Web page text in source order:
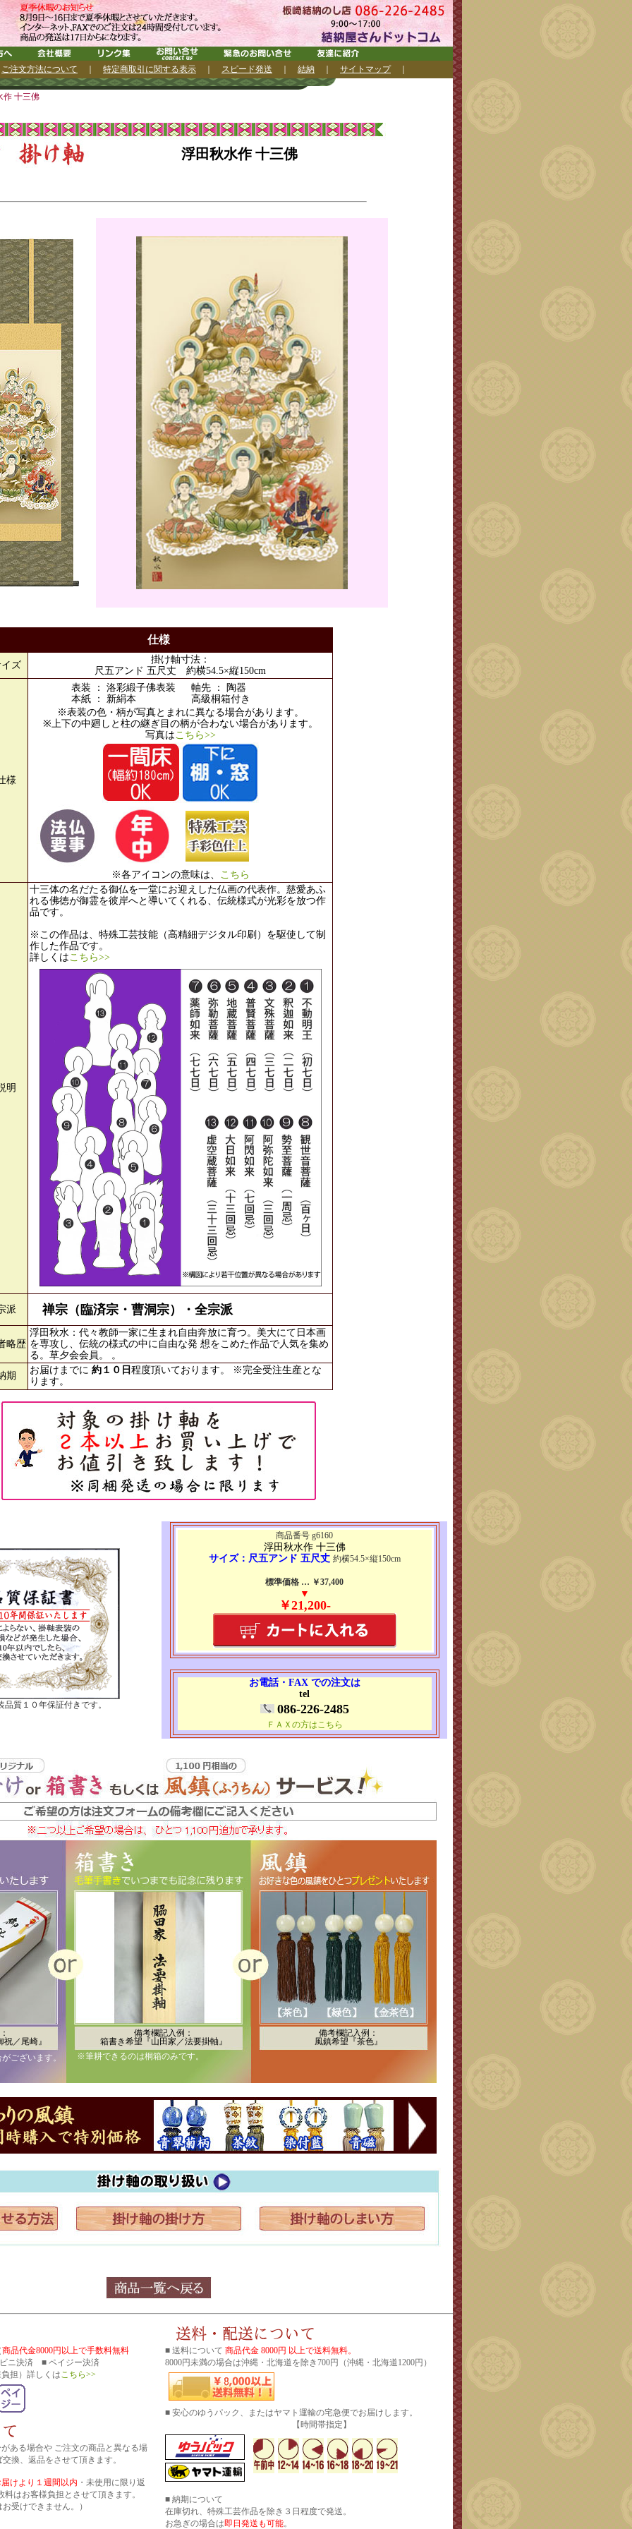
ご注文方法について 特定商取引に関する表示 スピード発送 結納 サイトマップ｜
作 十三佛
浮田秋水作 十三佛
仕様
ズ
掛け軸寸法：
尺五アンド 五尺丈 約横54.5×縦150cm
様
表装 ： 洛彩緞子佛表装
本紙 ： 新絹本
軸先 ： 陶器
高級桐箱付き
※表装の色・柄が写真とまれに異なる場合があります。
※上下の中廻しと柱の継ぎ目の柄が合わない場合があります。
写真はこちら>>
※各アイコンの意味は、 こちら
明
十三体の名だたる御仏を一堂にお迎えした仏画の代表作。慈愛あふ
れる佛徳が御霊を彼岸へと導いてくれる、伝統様式が光彩を放つ作
品です。
※この作品は、特殊工芸技能（高精細デジタル印刷）を駆使して制
作した作品です。
詳しくはこちら>>
派 禅宗（臨済宗・曹洞宗）・全宗派
略歴
浮田秋水：代々教師一家に生まれ自由奔放に育つ。美大にて日本画
を専攻し、伝統の様式の中に自由な発 想をこめた作品で人気を集め
る。草夕会会員。 。
期
お届けまでに 約１０日 程度頂いております。 ※完全受注生産とな
ります。
質１０年保証付きです。
商品番号 g6160
浮田秋水作 十三佛
サイズ：尺五アンド 五尺丈 約横54.5×縦150cm
標準価格 … ￥37,400
▼
￥21,200-
お電話・FAX での注文は
tel
086-226-2485
ＦＡＸの方はこちら
／尾崎』
備考欄記入例：
箱書き希望『山田家／法要掛軸』
備考欄記入例：
風鎮希望『茶色』
ございます。
※筆耕できるのは桐箱のみです。
商品代金8000円以上で手数料無料
ビニ決済 ■ ペイジー決済
担）詳しくはこちら>>
ある場合や ご注文の商品と異なる場
換、返品をさせて頂きます。
けより１週間以内 ・未使用に限り返
はお客様負担とさせて頂きます。
受けできません。）
■ 送料について 商品代金 8000円 以上で送料無料。
8000円未満の場合は沖縄・北海道を除き700円（沖縄・北海道1200円）
■ 安心のゆうパック、またはヤマト運輸の宅急便でお届けします。
【時間帯指定】
■ 納期について
在庫切れ、特殊工芸作品を除き３日程度で発送。
お急ぎの場合は即日発送も可能。